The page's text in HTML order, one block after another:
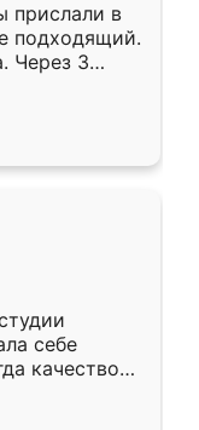
прислали в
подходящий.
Через 3
Остались
себе
качеством
уже почти